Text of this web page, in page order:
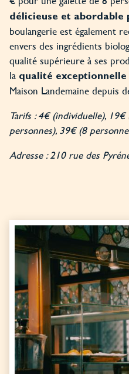
délicieuse et abordable
boulangerie est également
envers des ingrédients
qualité supérieure à ses
la qualité exceptionnelle
Maison Landemaine depuis
Tarifs : 4€ (individuelle),
personnes), 39€ (8
Adresse : 210 rue des